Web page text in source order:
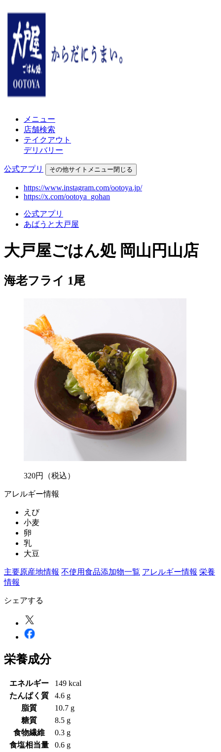
メニュー
店舗検索
テイクアウト
デリバリー
公式アプリ その他サイトメニュー閉じる
https://www.instagram.com/ootoya.jp/
https://x.com/ootoya_gohan
公式アプリ
あばうと大戸屋
大戸屋ごはん処 岡山円山店
海老フライ 1尾
320円 （税込）
アレルギー情報
えび
小麦
卵
乳
大豆
主要原産地情報 不使用食品添加物一覧 アレルギー情報 栄養
情報
シェアする
栄養成分
エネルギー
149 kcal
たんぱく質
4.6 g
脂質
10.7 g
糖質
8.5 g
食物繊維
0.3 g
食塩相当量
0.6 g